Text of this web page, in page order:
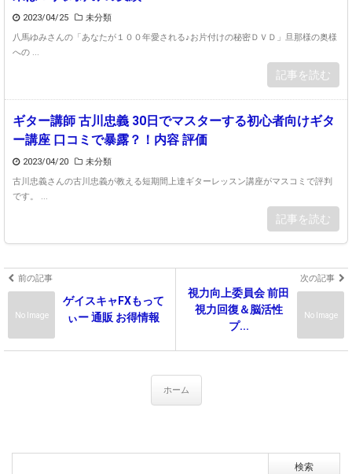
2023/04/25
未分類
八馬ゆみさんの「あなたが１００年愛される♪お片付けの秘密ＤＶＤ」旦那様の奥様
への ...
記事を読む
ギター講師 古川忠義 30日でマスターする初心者向けギタ
ー講座 口コミで暴露？！内容 評価
2023/04/20
未分類
古川忠義さんの古川忠義が教える短期間上達ギターレッスン講座がマスコミで評判
です。 ...
記事を読む
前の記事
No Image
ゲイスキャFXもって
ぃー 通販 お得情報
次の記事
No Image
視力向上委員会 前田
視力回復＆脳活性
プ...
ホーム